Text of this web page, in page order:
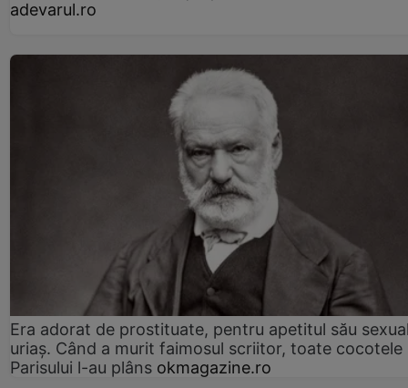
adevarul.ro
Era adorat de prostituate, pentru apetitul său
uriaș. Când a murit faimosul scriitor, toate cocotele
Parisului l-au plâns okmagazine.ro